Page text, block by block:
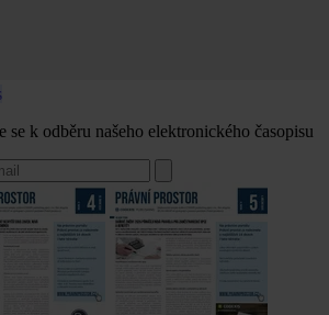
se k odběru našeho elektronického časopisu